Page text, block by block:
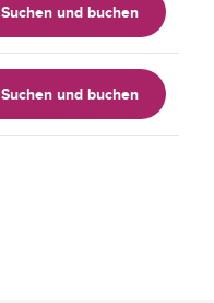
Suchen und buchen
Suchen und buchen